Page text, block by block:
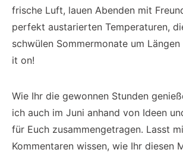
frische Luft, lauen Abenden mit
perfekt austarierten Temperaturen,
schwülen Sommermonate um
it on!
Wie Ihr die gewonnen Stunden
ich auch im Juni anhand von Ideen
für Euch zusammengetragen. Lasst
Kommentaren wissen, wie Ihr diesen